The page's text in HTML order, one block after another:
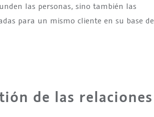
las personas, sino también las
para un mismo cliente en su base de
de las relaciones